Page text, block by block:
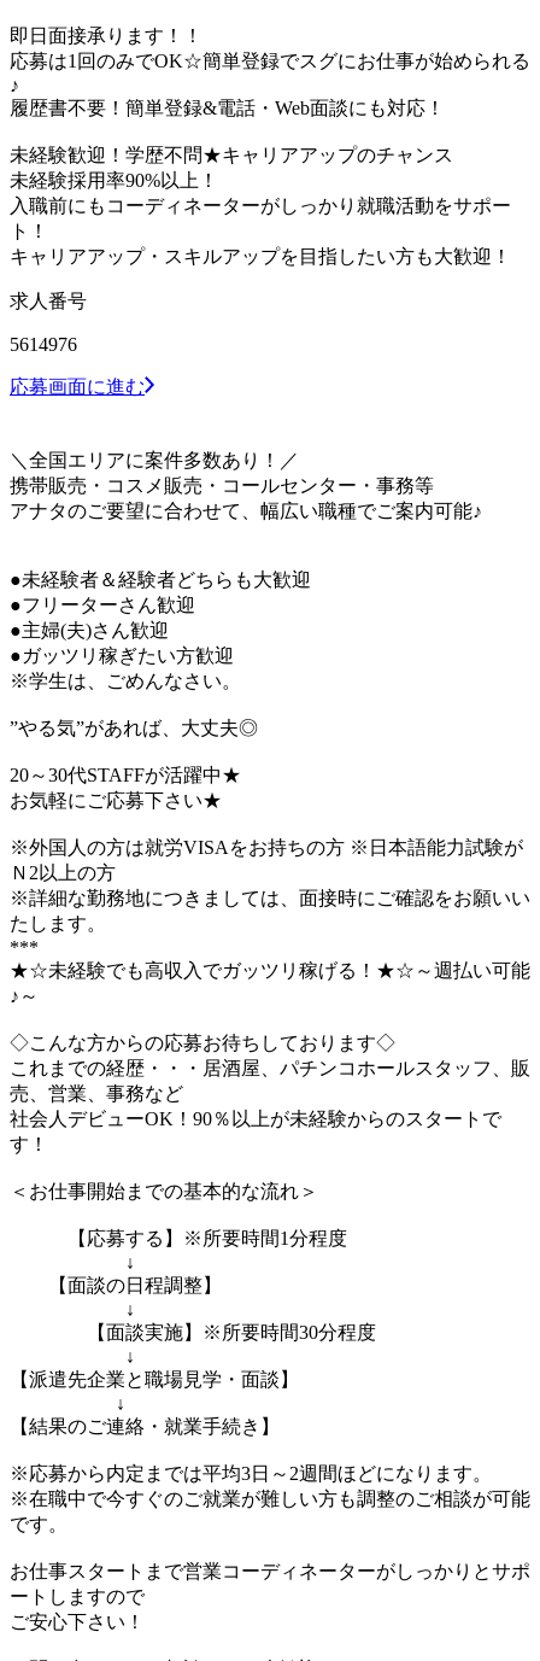
即日面接承ります！！
応募は1回のみでOK☆簡単登録でスグにお仕事が始められる
♪
履歴書不要！簡単登録&電話・Web面談にも対応！
未経験歓迎！学歴不問★キャリアアップのチャンス
未経験採用率90%以上！
入職前にもコーディネーターがしっかり就職活動をサポー
ト！
キャリアアップ・スキルアップを目指したい方も大歓迎！
求人番号
5614976
応募画面に進む
＼全国エリアに案件多数あり！／
携帯販売・コスメ販売・コールセンター・事務等
アナタのご要望に合わせて、幅広い職種でご案内可能♪
●未経験者＆経験者どちらも大歓迎
●フリーターさん歓迎
●主婦(夫)さん歓迎
●ガッツリ稼ぎたい方歓迎
※学生は、ごめんなさい。
”やる気”があれば、大丈夫◎
20～30代STAFFが活躍中★
お気軽にご応募下さい★
※外国人の方は就労VISAをお持ちの方 ※日本語能力試験が
Ｎ2以上の方
※詳細な勤務地につきましては、面接時にご確認をお願いい
たします。
***
★☆未経験でも高収入でガッツリ稼げる！★☆～週払い可能
♪～
◇こんな方からの応募お待ちしております◇
これまでの経歴・・・居酒屋、パチンコホールスタッフ、販
売、営業、事務など
社会人デビューOK！90％以上が未経験からのスタートで
す！
＜お仕事開始までの基本的な流れ＞
【応募する】※所要時間1分程度
↓
【面談の日程調整】
↓
【面談実施】※所要時間30分程度
↓
【派遣先企業と職場見学・面談】
↓
【結果のご連絡・就業手続き】
※応募から内定までは平均3日～2週間ほどになります。
※在職中で今すぐのご就業が難しい方も調整のご相談が可能
です。
お仕事スタートまで営業コーディネーターがしっかりとサポ
ートしますので
ご安心下さい！